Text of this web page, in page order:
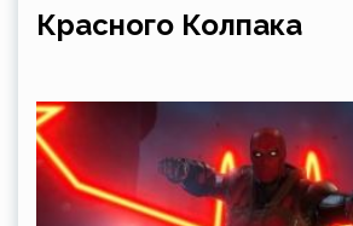
Красного Колпака